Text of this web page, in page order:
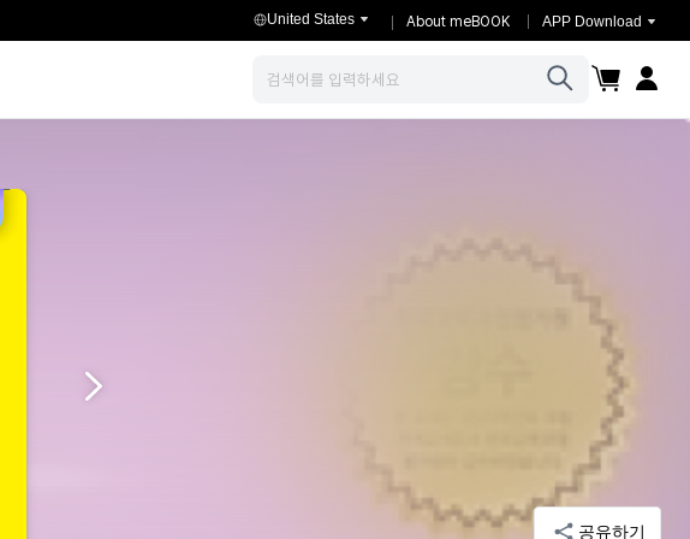
United States About meBOOK APP Download
검색 장바구니마이페
공유하기